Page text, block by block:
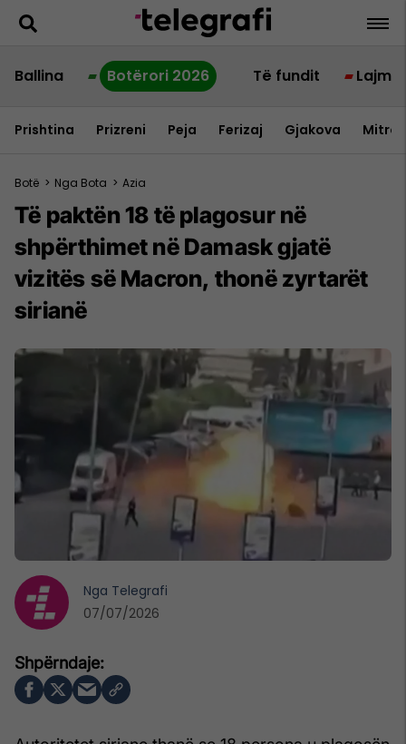
Ballina Botërori 2026 Të fundit Lajme
Prishtina Prizreni Peja Ferizaj Gjakova
Botë > Nga Bota > Azia
Të paktën 18 të plagosur në
shpërthimet në Damask gjatë
vizitës së Macron, thonë zyrtarët
sirianë
Nga Telegrafi
07/07/2026